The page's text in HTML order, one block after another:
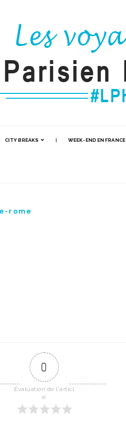
CITY BREAKS WEEK-END EN FRANCE
rome
0
Évaluation de l'articl
e